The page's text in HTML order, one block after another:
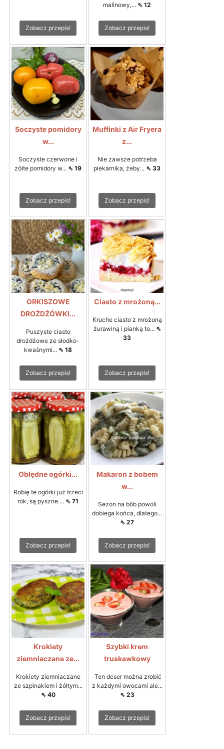
Zobacz przepis!
malinowy,... ⇖ 12
Zobacz przepis!
Soczyste pomidory
w...
Soczyste czerwone i
żółte pomidory w... ⇖ 19
Zobacz przepis!
Muffinki z Air Fryera
z...
Nie zawsze potrzeba
piekarnika, żeby... ⇖ 33
Zobacz przepis!
ORKISZOWE
DROŻDŻÓWKI...
Puszyste ciasto
drożdżowe ze słodko-
kwaśnymi... ⇖ 18
Zobacz przepis!
Ciasto z mrożoną...
Kruche ciasto z mrożoną
żurawiną i pianką to... ⇖
33
Zobacz przepis!
Obłędne ogórki...
Robię te ogórki już trzeci
rok, są pyszne.... ⇖ 71
Zobacz przepis!
Makaron z bobem
w...
Sezon na bób powoli
dobiega końca, dlatego...
⇖ 27
Zobacz przepis!
Krokiety
ziemniaczane ze...
Krokiety ziemniaczane
ze szpinakiem i żółtym...
⇖ 40
Zobacz przepis!
Szybki krem
truskawkowy
Ten deser można zrobić
z każdymi owocami ale...
⇖ 23
Zobacz przepis!